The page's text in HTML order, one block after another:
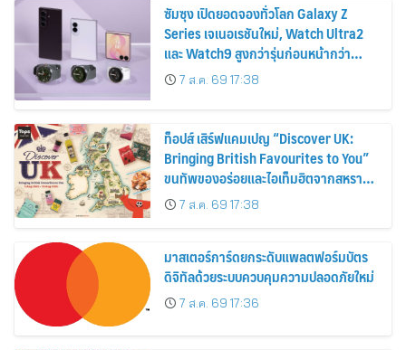
ซัมซุง เปิดยอดจองทั่วโลก Galaxy Z
Series เจเนอเรชันใหม่, Watch Ultra2
และ Watch9 สูงกว่ารุ่นก่อนหน้ากว่า
30%7 ส.ค. 69 17:38
ท็อปส์ เสิร์ฟแคมเปญ “Discover UK:
Bringing British Favourites to You”
ขนทัพของอร่อยและไอเท็มฮิตจากสหราช
อาณาจักร ส่งตรงถึงมือตั้งแต่วันนี้ – 18
สิงหาคมนี้
7 ส.ค. 69 17:38
มาสเตอร์การ์ดยกระดับแพลตฟอร์มบัตร
ดิจิทัลด้วยระบบควบคุมความปลอดภัยใหม่
7 ส.ค. 69 17:36